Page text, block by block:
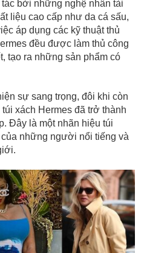
bởi những nghệ nhân tài
liệu cao cấp như da cá sấu,
áp dụng các kỹ thuật thủ
đều được làm thủ công
tạo ra những sản phẩm có
sự sang trọng, đôi khi còn
xách Hermes đã trở thành
Đây là một nhãn hiệu túi
những người nổi tiếng và